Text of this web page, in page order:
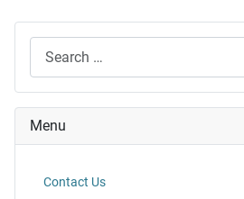
Menu
Contact Us